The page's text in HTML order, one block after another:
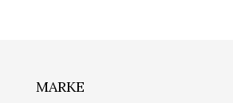
MARKE